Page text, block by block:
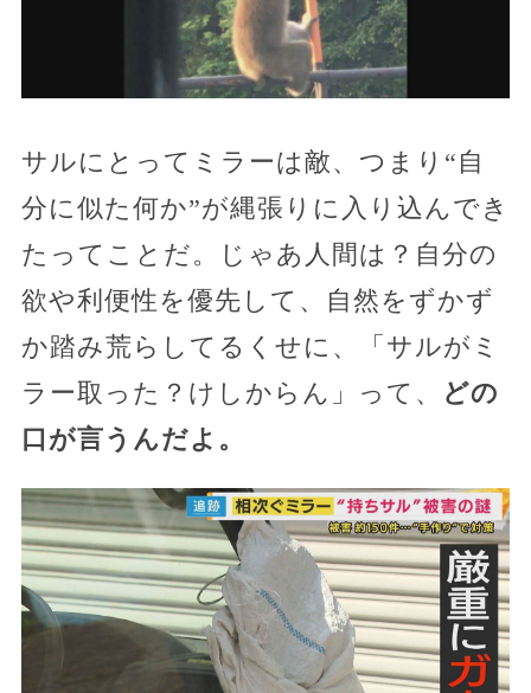
サルにとってミラーは敵、つまり“自
分に似た何か”が縄張りに入り込んでき
たってことだ。じゃあ人間は？自分の
欲や利便性を優先して、自然をずかず
か踏み荒らしてるくせに、「サルがミ
ラー取った？けしからん」って、
どの
口が言うんだよ。